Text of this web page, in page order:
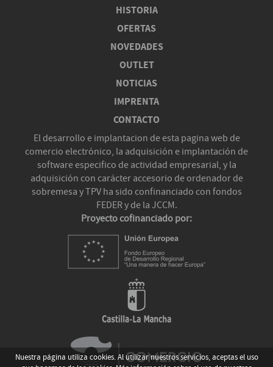
Nuestra página utiliza cookies. Al utilizar nuestros servicios, aceptas el uso
HISTORIA
OFERTAS
NOVEDADES
OUTLET
NOTICIAS
IMPRENTA
CONTACTO
El desarrollo e implantacion de esta pagina web de
comercio electrónico, la adquisición e implantación de
software especifico de actividad empresarial, y la
adquisición con carácter accesorio de ordenador de
sobremesa y TPV ha sido confinanciado con fondos
FEDER y de la JCCM.
Proyecto cofinanciado por: